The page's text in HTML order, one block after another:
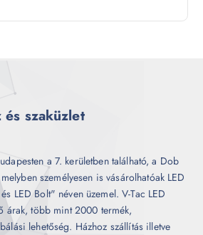
é
r
t
és szaküzlet
a 7. kerületben található, a Dob
személyesen is vásárolhatóak LED
LED Bolt" néven üzemel. V-Tac LED
árak, több mint 2000 termék,
lehetőség. Házhoz szállítás illetve